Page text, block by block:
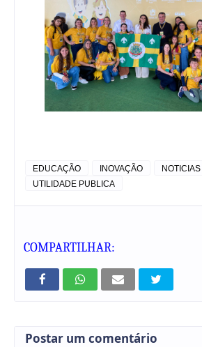
EDUCAÇÃO INOVAÇÃO NOTICIAS
UTILIDADE PUBLICA
COMPARTILHAR:
Postar um comentário